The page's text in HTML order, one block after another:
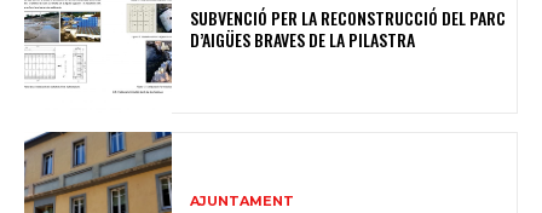
SUBVENCIÓ PER LA RECONSTRUCCIÓ DEL PARC
D’AIGÜES BRAVES DE LA PILASTRA
AJUNTAMENT